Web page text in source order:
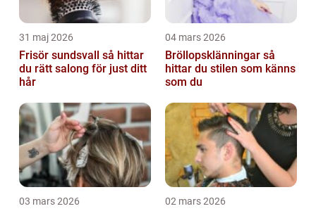
31 maj 2026
Frisör sundsvall så hittar
du rätt salong för just ditt
hår
04 mars 2026
Bröllopsklänningar så
hittar du stilen som känns
som du
03 mars 2026 02 mars 2026